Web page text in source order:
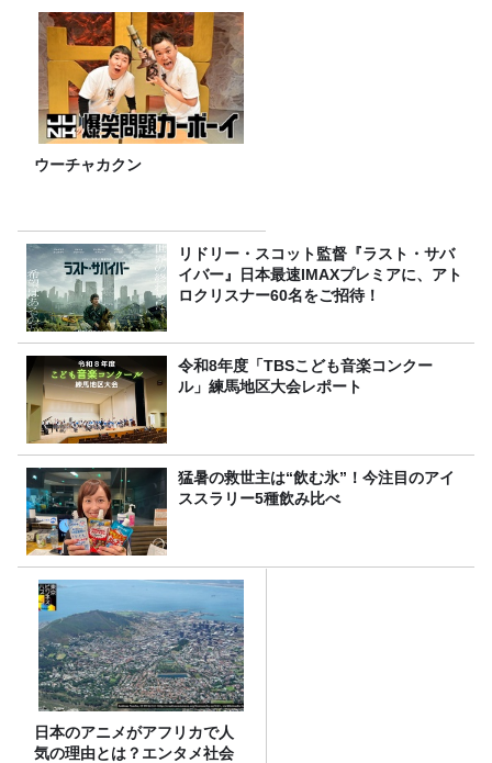
ウーチャカクン
リドリー・スコット監督『ラスト・サバ
イバー』日本最速IMAXプレミアに、アト
ロクリスナー60名をご招待！
令和8年度「TBSこども音楽コンクー
ル」練馬地区大会レポート
猛暑の救世主は“飲む氷”！今注目のアイ
ススラリー5種飲み比べ
日本のアニメがアフリカで人
気の理由とは？エンタメ社会